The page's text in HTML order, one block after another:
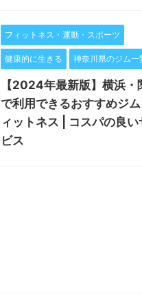
フィットネス・運動・スポーツ
健康的に生きる 神奈川県のジム一
【2024年最新版】横浜・
で利用できるおすすめジ
ィットネス | コスパの良い
ビス